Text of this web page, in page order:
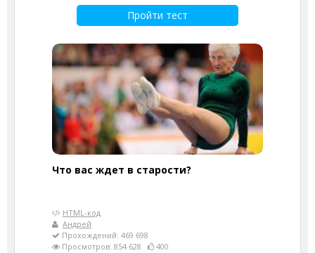
Пройти тест
Что вас ждет в старости?
HTML-код
Андрей
Прохождений: 469 698
Просмотров: 854 628
400